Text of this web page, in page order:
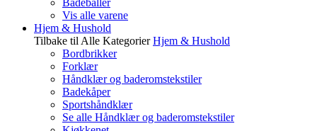
Badeballer
Vis alle varene
Hjem & Hushold
Tilbake til Alle Kategorier Hjem & Hushold
Bordbrikker
Forklær
Håndklær og baderomstekstiler
Badekåper
Sportshåndklær
Se alle Håndklær og baderomstekstiler